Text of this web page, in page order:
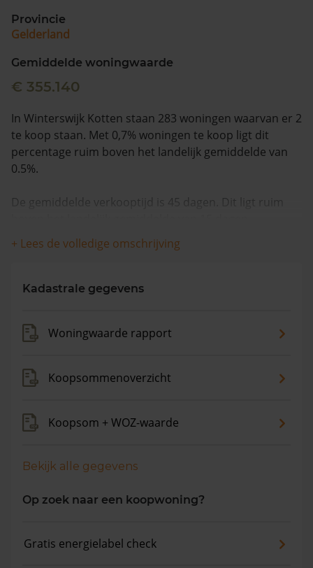
088 220 4200
Maandag t/m vrijdag - 08:00 -18:00
Provincie
Gelderland
Gemiddelde woningwaarde
€ 355.140
In Winterswijk Kotten staan 283 woningen waarvan er 2
te koop staan. Met 0,7% woningen te koop ligt dit
percentage ruim boven het landelijk gemiddelde van
0.5%.
De gemiddelde verkooptijd is 45 dagen. Dit ligt ruim
De gemiddelde huizenprijs is €912.250. De gemiddelde
de gemiddelde woningwaarde met 7,0% gestegen.
+ Lees de volledige omschrijving
Kadastrale gegevens
Woningwaarde rapport
Koopsommenoverzicht
Koopsom + WOZ-waarde
Bekijk alle gegevens
Op zoek naar een koopwoning?
Gratis energielabel check